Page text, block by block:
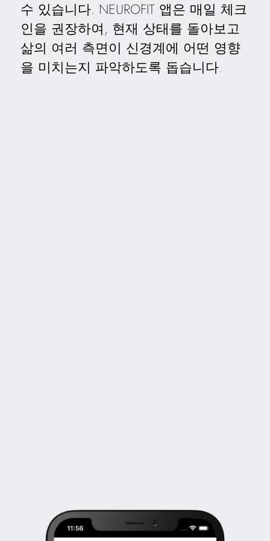
수 있습니다. NEUROFIT 앱은 매일 체크
인을 권장하여, 현재 상태를 돌아보고
삶의 여러 측면이 신경계에 어떤 영향
을 미치는지 파악하도록 돕습니다.